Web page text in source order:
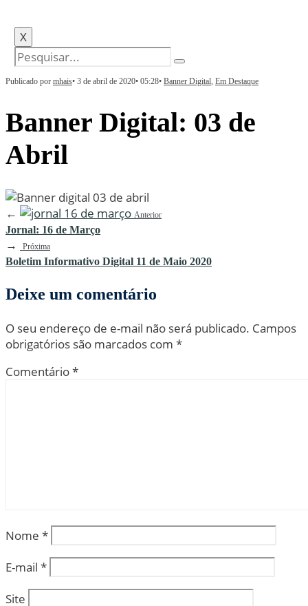
X
Publicado por mhais• 3 de abril de 2020• 05:28• Banner Digital, Em Destaque
Banner Digital: 03 de
Abril
← Anterior
Jornal: 16 de Março
→ Próxima
Boletim Informativo Digital 11 de Maio 2020
Deixe um comentário
O seu endereço de e-mail não será publicado. Campos
obrigatórios são marcados com *
Comentário*
Nome *
E-mail *
Site